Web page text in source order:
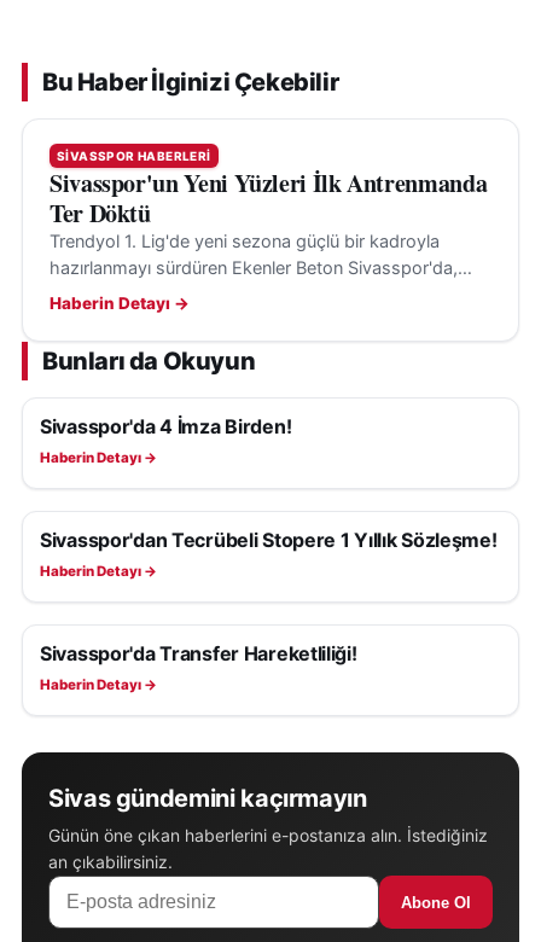
Bu Haber İlginizi Çekebilir
SIVASSPOR HABERLERI
Sivasspor'un Yeni Yüzleri İlk Antrenmanda
Ter Döktü
Trendyol 1. Lig'de yeni sezona güçlü bir kadroyla
hazırlanmayı sürdüren Ekenler Beton Sivasspor'da,
yeni transferler ilk kez takım arkadaşlarıyla birlikte
Haberin Detayı →
Bunları da Okuyun
SIVASSPOR HABERLERI
Sivasspor'da 4 İmza Birden!
Haberin Detayı →
SIVASSPOR HABERLERI
Sivasspor'dan Tecrübeli Stopere 1 Yıllık Sözleşme!
Haberin Detayı →
SIVASSPOR HABERLERI
Sivasspor'da Transfer Hareketliliği!
Haberin Detayı →
Sivas gündemini kaçırmayın
Günün öne çıkan haberlerini e-postanıza alın. İstediğiniz
an çıkabilirsiniz.
Abone Ol